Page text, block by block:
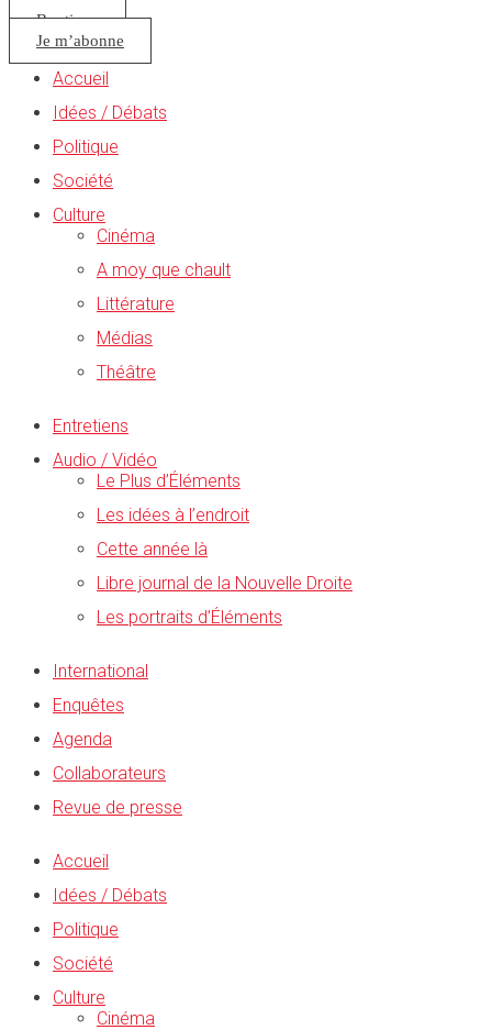
Boutique
Je m’abonne
Accueil
Idées / Débats
Politique
Société
Culture
Cinéma
A moy que chault
Littérature
Médias
Théâtre
Entretiens
Audio / Vidéo
Le Plus d’Éléments
Les idées à l’endroit
Cette année là
Libre journal de la Nouvelle Droite
Les portraits d’Éléments
International
Enquêtes
Agenda
Collaborateurs
Revue de presse
Accueil
Idées / Débats
Politique
Société
Culture
Cinéma